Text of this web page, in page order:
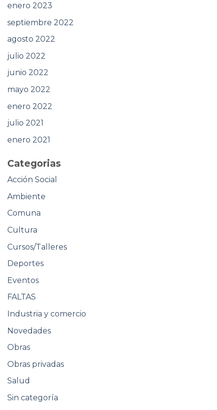
enero 2023
septiembre 2022
agosto 2022
julio 2022
junio 2022
mayo 2022
enero 2022
julio 2021
enero 2021
Categorias
Acción Social
Ambiente
Comuna
Cultura
Cursos/Talleres
Deportes
Eventos
FALTAS
Industria y comercio
Novedades
Obras
Obras privadas
Salud
Sin categoría